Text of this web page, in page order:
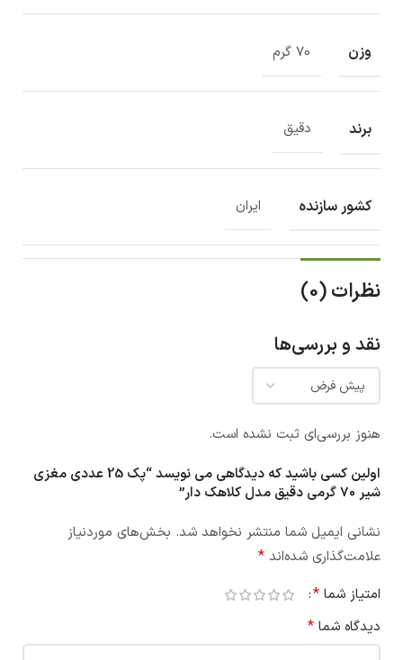
وزن 70 گرم
برند دقیق
کشور سازنده ایران
نظرات (0)
نقد و بررسی‌ها
هنوز بررسی‌ای ثبت نشده است.
اولین کسی باشید که دیدگاهی می نویسد “پک 25 عددی مغزی
شیر 70 گرمی دقیق مدل کلاهک دار”
نشانی ایمیل شما منتشر نخواهد شد. بخش‌های موردنیاز
علامت‌گذاری شده‌اند *
امتیاز شما *
دیدگاه شما *